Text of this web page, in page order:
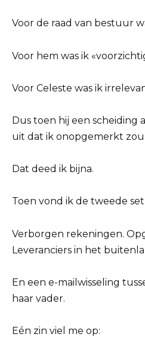
Voor de raad van bestuur
Voor hem was ik
Voor Celeste was ik
Dus toen hij een scheiding
uit dat ik onopgemerkt
Dat deed ik bijna.
Toen vond ik de tweede
Verborgen rekeningen.
Leveranciers in het
En een e-mailwisseling
haar vader.
Eén zin viel me op: